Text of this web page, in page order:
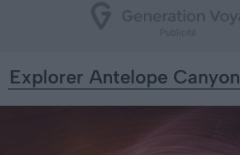
Explorer Antelope Canyon